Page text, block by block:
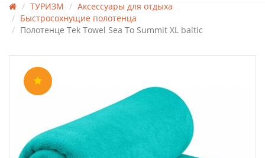
ТУРИЗМ
Аксессуары для отдыха
Быстросохнущие полотенца
Полотенце Tek Towel Sea To Summit XL baltic